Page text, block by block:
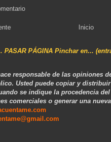
Inicio
PASAR PÁGINA Pinchar en...
responsable de las opiniones
Usted puede copiar y
se indique la procedencia
comerciales o generar una